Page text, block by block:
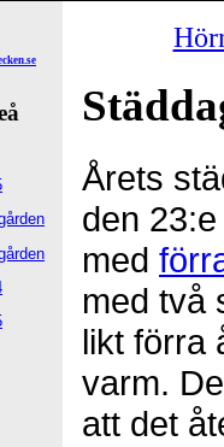
Årets
den
med
med två
likt förra
varm.
att det